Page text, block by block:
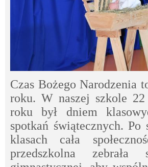
Czas Bożego Narodzenia
roku. W naszej szkole
roku był dniem
spotkań świątecznych. Po
klasach cała
przedszkolna